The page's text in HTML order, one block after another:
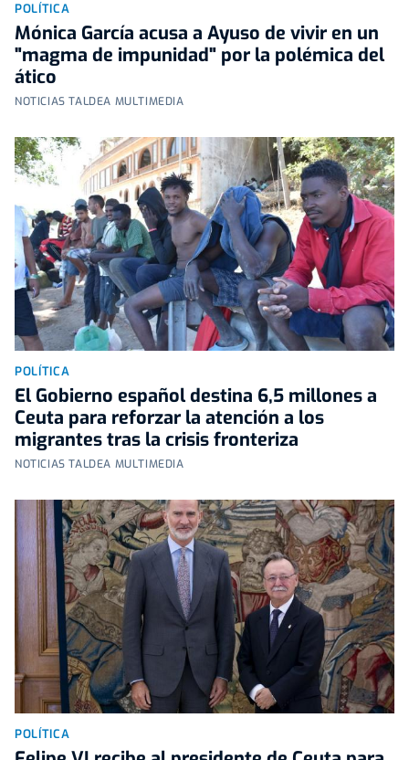
POLÍTICA
Mónica García acusa a Ayuso de vivir en un
"magma de impunidad" por la polémica del
ático
NOTICIAS TALDEA MULTIMEDIA
POLÍTICA
El Gobierno español destina 6,5 millones a
Ceuta para reforzar la atención a los
migrantes tras la crisis fronteriza
NOTICIAS TALDEA MULTIMEDIA
POLÍTICA